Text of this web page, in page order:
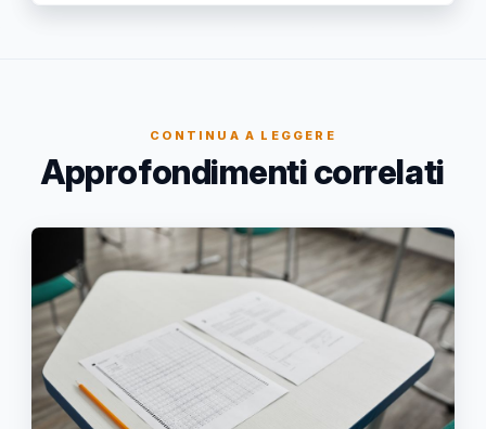
CONTINUA A LEGGERE
Approfondimenti correlati